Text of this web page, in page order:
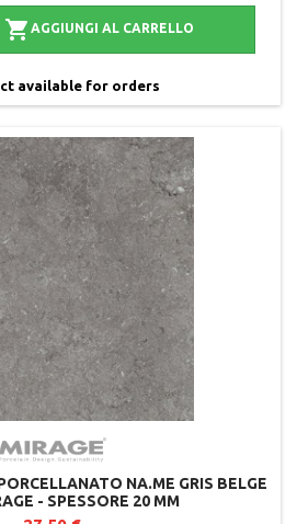
 AGGIUNGI AL CARRELLO
available for orders
NA.ME GRIS BELGE
- SPESSORE 20 MM